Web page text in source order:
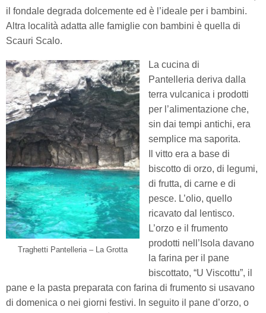
il fondale degrada dolcemente ed è l’ideale per i bambini.
Altra località adatta alle famiglie con bambini è quella di
Scauri Scalo.
Traghetti Pantelleria – La Grotta
La cucina di
Pantelleria deriva dalla
terra vulcanica i prodotti
per l’alimentazione che,
sin dai tempi antichi, era
semplice ma saporita.
Il vitto era a base di
biscotto di orzo, di legumi,
di frutta, di carne e di
pesce. L’olio, quello
ricavato dal lentisco.
L’orzo e il frumento
prodotti nell’Isola davano
la farina per il pane
biscottato, “U Viscottu”, il
pane e la pasta preparata con farina di frumento si usavano
di domenica o nei giorni festivi. In seguito il pane d’orzo, o